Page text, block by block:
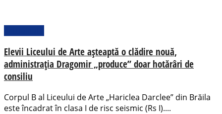
Elevii Liceului de Arte așteaptă o clădire nouă,
administrația Dragomir „produce” doar hotărâri de
consiliu
Corpul B al Liceului de Arte „Hariclea Darclee” din Brăila
este încadrat în clasa I de risc seismic (Rs I)....